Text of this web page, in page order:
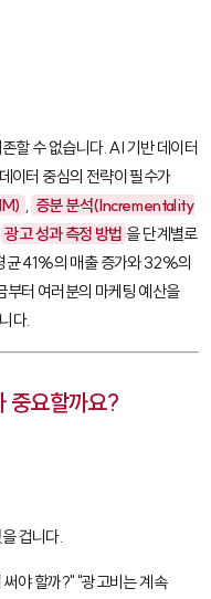
할 수 없습니다. AI 기반 데이터
이터 중심의 전략이 필수가
증분 분석(Incrementality
광고 성과 측정 방법 을 단계별로
균 41%의 매출 증가와 32%의
부터 여러분의 마케팅 예산을
다.
중요할까요?
겁니다.
야 할까?" "광고비는 계속